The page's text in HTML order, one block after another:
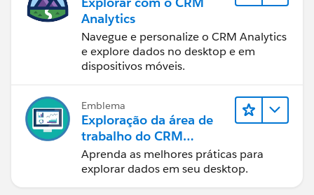
Analytics
Navegue e personalize o CRM Analytics
e explore dados no desktop e em
dispositivos móveis.
Emblema
Exploração da área de
trabalho do CRM
Analytics
Aprenda as melhores práticas para
explorar dados em seu desktop.